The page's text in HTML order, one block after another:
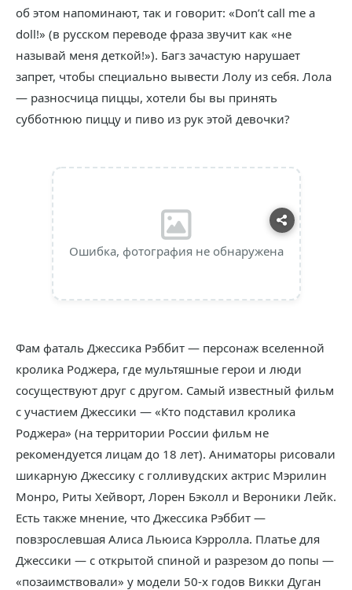
об этом напоминают, так и говорит: «Don’t call me a
doll!» (в русском переводе фраза звучит как «не
называй меня деткой!»). Багз зачастую нарушает
запрет, чтобы специально вывести Лолу из себя. Лола
— разносчица пиццы, хотели бы вы принять
субботнюю пиццу и пиво из рук этой девочки?
Ошибка, фотография не обнаружена
Фам фаталь Джессика Рэббит — персонаж вселенной
кролика Роджера, где мультяшные герои и люди
сосуществуют друг с другом. Самый известный фильм
с участием Джессики — «Кто подставил кролика
Роджера» (на территории России фильм не
рекомендуется лицам до 18 лет). Аниматоры рисовали
шикарную Джессику с голливудских актрис Мэрилин
Монро, Риты Хейворт, Лорен Бэколл и Вероники Лейк.
Есть также мнение, что Джессика Рэббит —
повзрослевшая Алиса Льюиса Кэрролла. Платье для
Джессики — с открытой спиной и разрезом до попы —
«позаимствовали» у модели 50-х годов Викки Дуган